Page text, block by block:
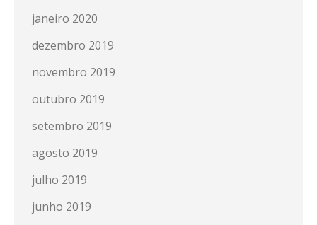
janeiro 2020
dezembro 2019
novembro 2019
outubro 2019
setembro 2019
agosto 2019
julho 2019
junho 2019